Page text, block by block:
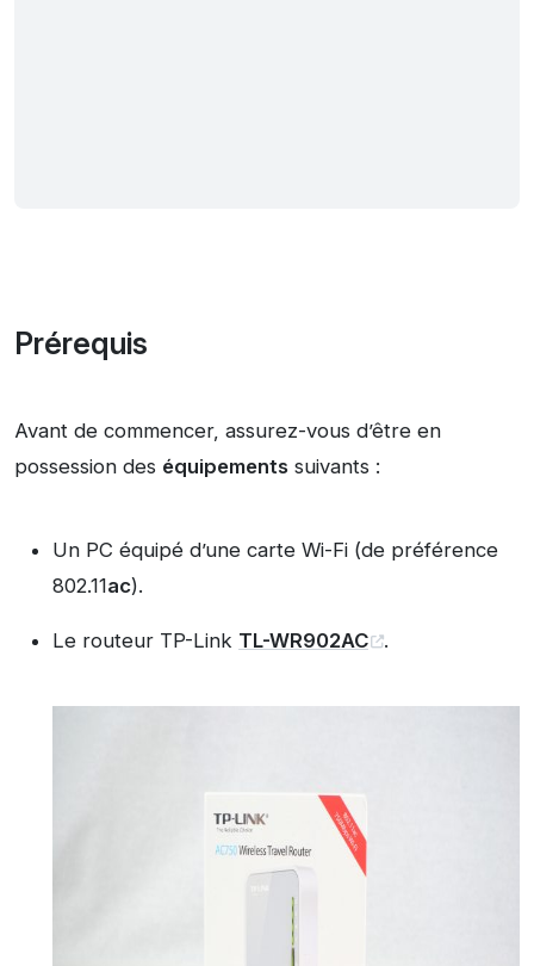
Prérequis
Avant de commencer, assurez-vous d’être en
possession des équipements suivants :
Un PC équipé d’une carte Wi-Fi (de préférence
802.11ac).
Le routeur TP-Link TL-WR902AC .